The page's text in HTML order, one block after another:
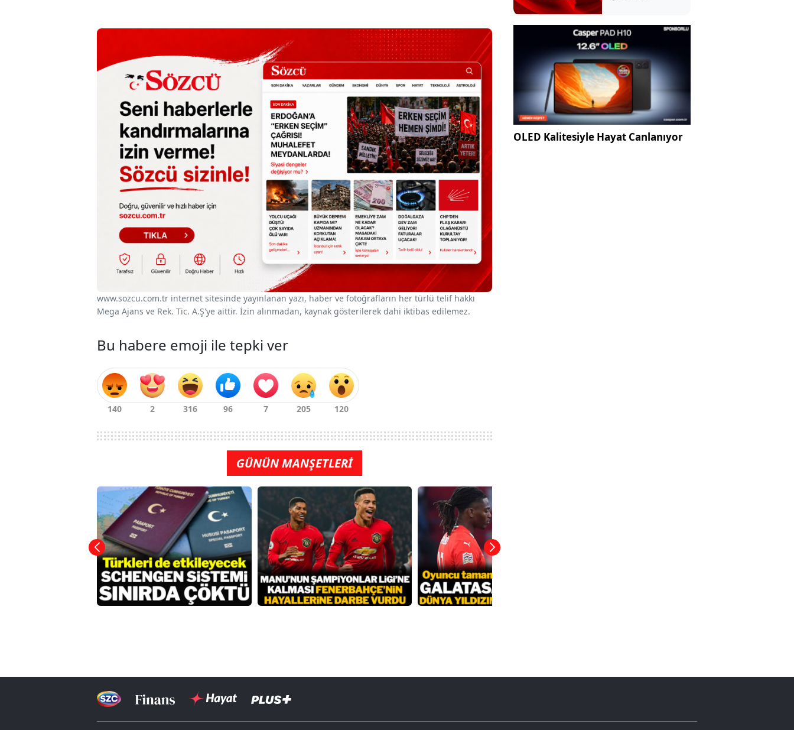
www.sozcu.com.tr internet sitesinde yayınlanan yazı, haber ve fotoğrafların her türlü telif hakkı
Mega Ajans ve Rek. Tic. A.Ş'ye aittir. İzin alınmadan, kaynak gösterilerek dahi iktibas edilemez.
Bu habere emoji ile tepki ver
GÜNÜN MANŞETLERİ
OLED Kalitesiyle Hayat Canlanıyor